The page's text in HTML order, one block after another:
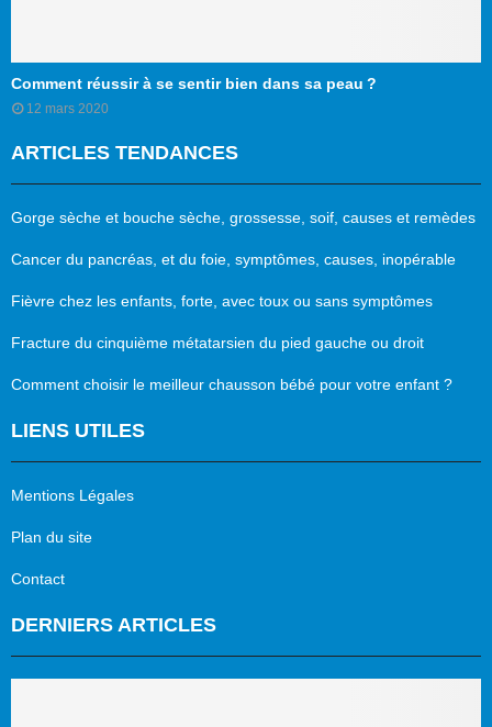
Comment réussir à se sentir bien dans sa peau ?
12 mars 2020
ARTICLES TENDANCES
Gorge sèche et bouche sèche, grossesse, soif, causes et remèdes
Cancer du pancréas, et du foie, symptômes, causes, inopérable
Fièvre chez les enfants, forte, avec toux ou sans symptômes
Fracture du cinquième métatarsien du pied gauche ou droit
Comment choisir le meilleur chausson bébé pour votre enfant ?
LIENS UTILES
Mentions Légales
Plan du site
Contact
DERNIERS ARTICLES